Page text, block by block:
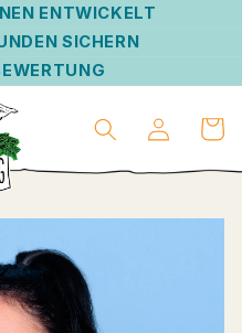
ENTWICKELT
SICHERN
Einloggen